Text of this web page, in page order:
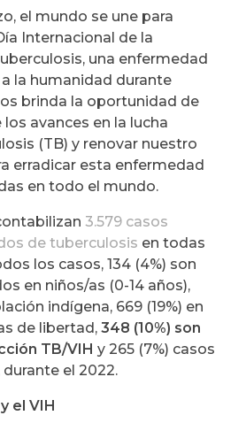
el mundo se une para
Internacional de la
una enfermedad
la humanidad durante
brinda la oportunidad de
avances en la lucha
(TB) y renovar nuestro
erradicar esta enfermedad
en todo el mundo.
3.579 casos
de tuberculosis en todas
los casos, 134 (4%) son
en niños/as (0-14 años),
indígena, 669 (19%) en
de libertad, 348 (10%) son
TB/VIH y 265 (7%) casos
el 2022.
el VIH